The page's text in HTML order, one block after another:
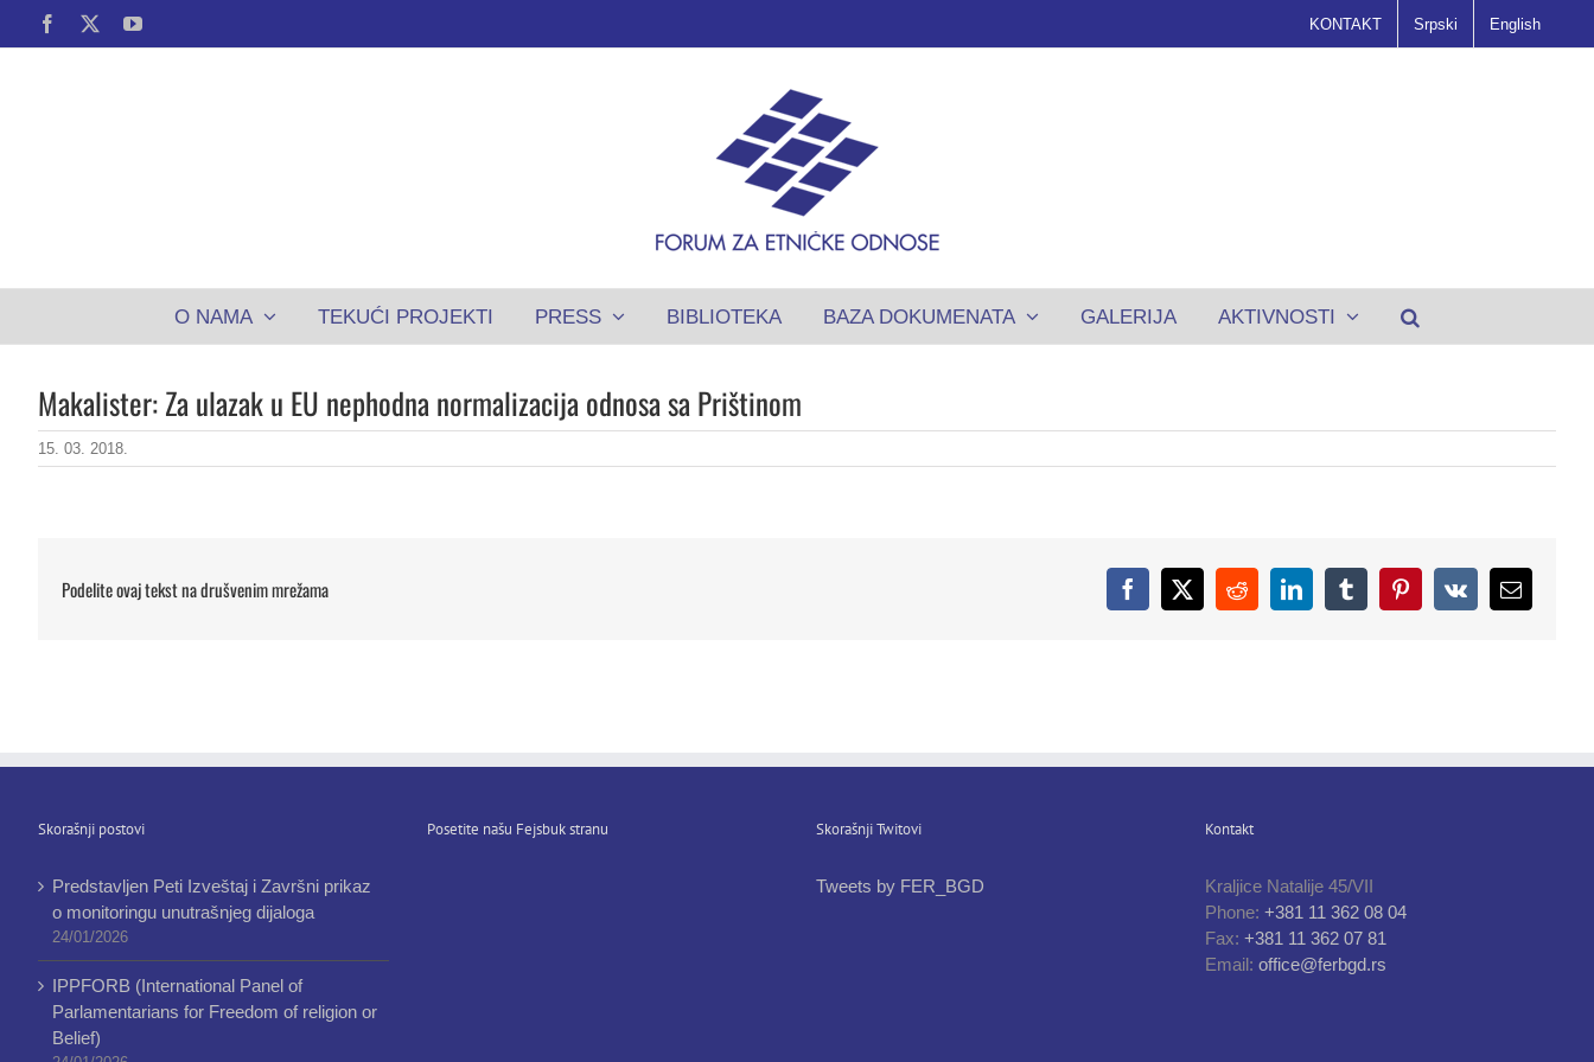
Facebook YouTube KONTAKT Srpski English
O NAMA TEKUĆI PROJEKTI PRESS BIBLIOTEKA BAZA DOKUMENATA GALERIJA AKTIVNOSTI
Makalister: Za ulazak u EU nephodna normalizacija odnosa sa Prištinom
15. 03. 2018.
Podelite ovaj tekst na drušvenim mrežama Facebook
X RedditLinkedInTumblrPinterest
Vk Email
Skorašnji postovi
Predstavljen Peti Izveštaj i Završni prikaz
o monitoringu unutrašnjeg dijaloga
24/01/2026
IPPFORB (International Panel of
Parlamentarians for Freedom of religion or
Belief)
Posetite našu Fejsbuk stranu Skorašnji Twitovi
Tweets by FER_BGD
Kontakt
Kraljice Natalije 45/VII
Phone: +381 11 362 08 04
Fax: +381 11 362 07 81
Email: office@ferbgd.rs